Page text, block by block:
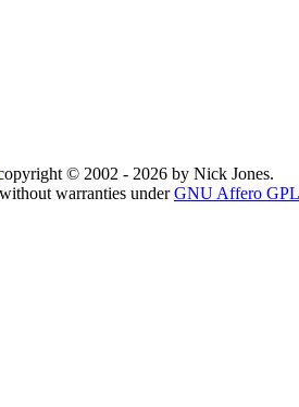
© 2002 - 2026 by Nick Jones.
warranties underGNU Affero GPL